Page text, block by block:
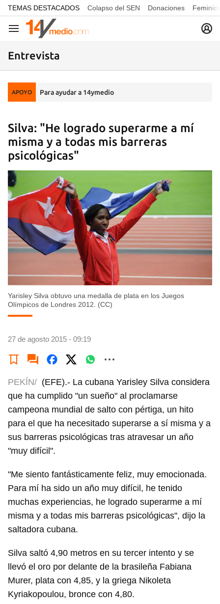
common.go-to-content
TEMAS DESTACADOS Colapso del SEN Donaciones
Navegación
Entrevista
APOYO Para ayudar a 14ymedio
Silva: "He logrado superarme a mí
misma y a todas mis barreras
psicológicas"
Yarisley Silva obtuvo una medalla de plata en los Juegos
Olímpicos de Londres 2012. (CC)
27 de agosto 2015 - 09:19
PEKÍN/ (EFE).- La cubana Yarisley Silva considera
que ha cumplido "un sueño" al proclamarse
campeona mundial de salto con pértiga, un hito
para el que ha necesitado superarse a sí misma y a
sus barreras psicológicas tras atravesar un año
"muy difícil".
"Me siento fantásticamente feliz, muy emocionada.
Para mí ha sido un año muy difícil, he tenido
muchas experiencias, he logrado superarme a mí
misma y a todas mis barreras psicológicas", dijo la
saltadora cubana.
Silva saltó 4,90 metros en su tercer intento y se
llevó el oro por delante de la brasileña Fabiana
Murer, plata con 4,85, y la griega Nikoleta
Kyriakopoulou, bronce con 4,80.